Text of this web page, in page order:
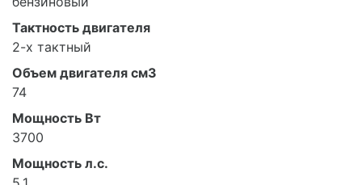
Тактность двигателя
2-х тактный
Объем двигателя см3
74
Мощность Вт
3700
Мощность л.с.